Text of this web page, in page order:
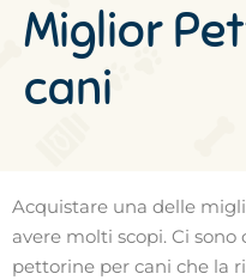
Miglior
cani
Acquistare una delle
avere molti scopi. Ci
pettorine per cani che la